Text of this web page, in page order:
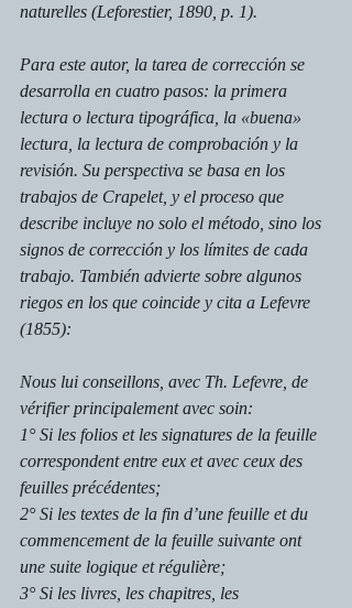
naturelles (Leforestier, 1890, p. 1).
Para este autor, la tarea de corrección se
desarrolla en cuatro pasos: la primera
lectura o lectura tipográfica, la «buena»
lectura, la lectura de comprobación y la
revisión. Su perspectiva se basa en los
trabajos de Crapelet, y el proceso que
describe incluye no solo el método, sino los
signos de corrección y los límites de cada
trabajo. También advierte sobre algunos
riegos en los que coincide y cita a Lefevre
(1855):
Nous lui conseillons, avec Th. Lefevre, de
vérifier principalement avec soin:
1° Si les folios et les signatures de la feuille
correspondent entre eux et avec ceux des
feuilles précédentes;
2° Si les textes de la fin d’une feuille et du
commencement de la feuille suivante ont
une suite logique et régulière;
3° Si les livres, les chapitres, les